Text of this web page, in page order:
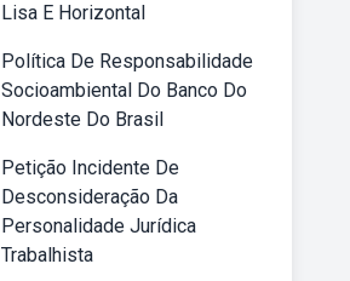
Lisa E Horizontal
Política De Responsabilidade
Socioambiental Do Banco Do
Nordeste Do Brasil
Petição Incidente De
Desconsideração Da
Personalidade Jurídica
Trabalhista